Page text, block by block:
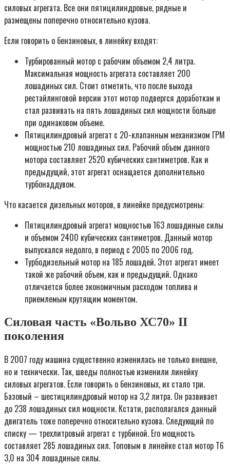
силовых агрегата. Все они пятицилиндровые, рядные и
размещены поперечно относительно кузова.
Если говорить о бензиновых, в линейку входят:
Турбированный мотор с рабочим объемом 2,4 литра.
Максимальная мощность агрегата составляет 200
лошадиных сил. Стоит отметить, что после выхода
рестайлинговой версии этот мотор подвергся доработкам и
стал развивать на пять лошадиных сил мощности больше
при одинаковом объеме.
Пятицилиндровый агрегат с 20-клапанным механизмом ГРМ
мощностью 210 лошадиных сил. Рабочий объем данного
мотора составляет 2520 кубических сантиметров. Как и
предыдущий, этот агрегат оснащается дополнительно
турбонаддувом.
Что касается дизельных моторов, в линейке предусмотрены:
Пятицилиндровый агрегат мощностью 163 лошадиные силы
и объемом 2400 кубических сантиметров. Данный мотор
выпускался недолго, в период с 2005 по 2006 год.
Турбодизельный мотор на 185 лошадей. Этот агрегат имеет
такой же рабочий объем, как и предыдущий. Однако
отличается более экономичным расходом топлива и
приемлемым крутящим моментом.
Силовая часть «Вольво ХС70» II
поколения
В 2007 году машина существенно изменилась не только внешне,
но и технически. Так, шведы полностью изменили линейку
силовых агрегатов. Если говорить о бензиновых, их стало три.
Базовый – шестицилиндровый мотор на 3,2 литра. Он развивает
до 238 лошадиных сил мощности. Кстати, располагался данный
двигатель тоже поперечно относительно кузова. Следующий по
списку — трехлитровый агрегат с турбиной. Его мощность
составляет 285 лошадиных сил. Топовым в линейке стал мотор Т6
3,0 на 304 лошадиные силы.